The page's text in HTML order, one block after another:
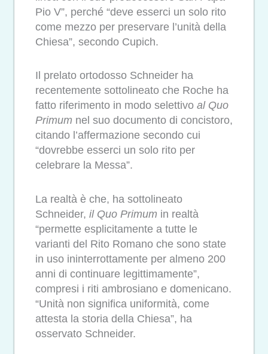
Pio V”, perché “deve esserci un solo rito
come mezzo per preservare l’unità della
Chiesa”, secondo Cupich.
Il prelato ortodosso Schneider ha
recentemente sottolineato che Roche ha
fatto riferimento in modo selettivo al Quo
Primum nel suo documento di concistoro,
citando l’affermazione secondo cui
“dovrebbe esserci un solo rito per
celebrare la Messa”.
La realtà è che, ha sottolineato
Schneider, il Quo Primum in realtà
“permette esplicitamente a tutte le
varianti del Rito Romano che sono state
in uso ininterrottamente per almeno 200
anni di continuare legittimamente”,
compresi i riti ambrosiano e domenicano.
“Unità non significa uniformità, come
attesta la storia della Chiesa”, ha
osservato Schneider.